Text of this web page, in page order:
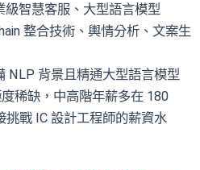
級智慧客服、大型語言模型
整合技術、輿情分析、文案生
NLP 背景且精通大型語言模型
稀缺，中高階年薪多在 180
挑戰 IC 設計工程師的薪資水